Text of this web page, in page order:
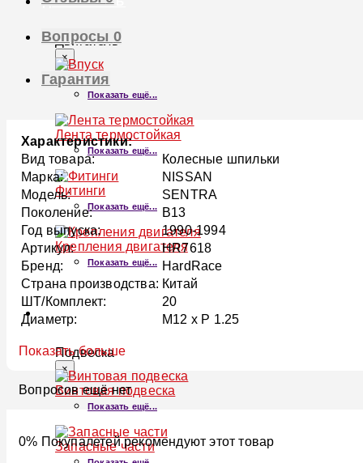
Двигатель
×
Впуск
Показать ещё...
Лента термостойкая
Показать ещё...
Фитинги
Показать ещё...
Крепления двигателя
Показать ещё...
Подвеска
×
Винтовая подвеска
Показать ещё...
Запасные части
Вопросы 0
Гарантия
Характеристики:
Вид товара:
Колесные шпильки
Марка:
NISSAN
Модель:
SENTRA
Поколение:
B13
Год выпуска:
1990-1994
Артикул:
HR7618
Бренд:
HardRace
Страна производства: Китай
ШТ/Комплект:
20
Диаметр:
M12 x P 1.25
Показать больше
Вопросов ещё нет
0% Покупалетей рекомендуют этот товар